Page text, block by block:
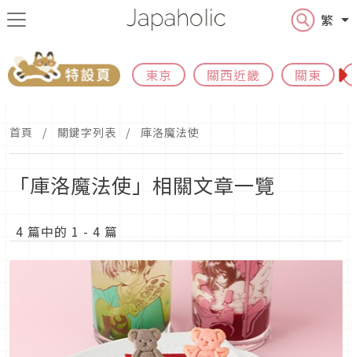
繁
東京 關西近畿 關東
首頁 關鍵字列表 庫洛魔法使
「庫洛魔法使」相關文章一覽
4 篇中的 1 - 4 篇